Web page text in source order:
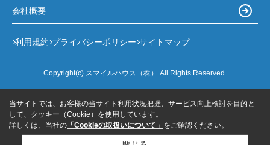
会社概要
利用規約 プライバシーポリシー サイトマップ
Copyright(c) スマイルハウス（株） All Rights Reserved.
当サイトでは、お客様の当サイト利用状況把握、サービス向上検討を目的と
して、クッキー（Cookie）を使用しています。
詳しくは、当社の 「Cookieの取扱いについて」 をご確認ください。